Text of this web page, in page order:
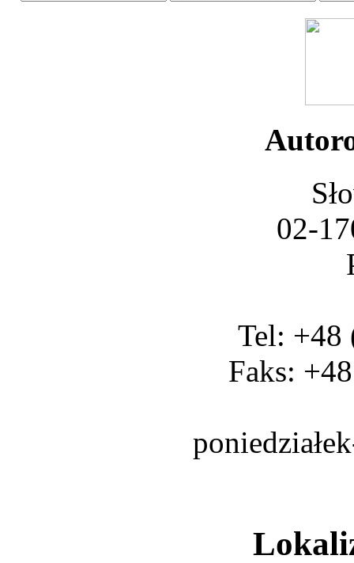
02-
Tel: +48
Faks: